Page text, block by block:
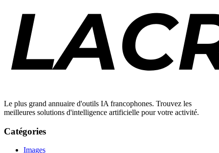
Le plus grand annuaire d'outils IA francophones. Trouvez les
meilleures solutions d'intelligence artificielle pour votre activité.
Catégories
Images